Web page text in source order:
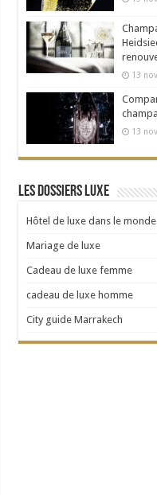
13
13
Les dossiers Luxe
Hôtel de luxe dans le monde
Mariage de luxe
Cadeau de luxe femme
cadeau de luxe homme
City guide Marrakech